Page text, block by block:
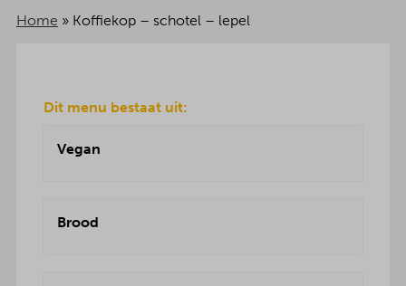
Home » Koffiekop – schotel – lepel
Dit menu bestaat uit:
Vegan
Brood